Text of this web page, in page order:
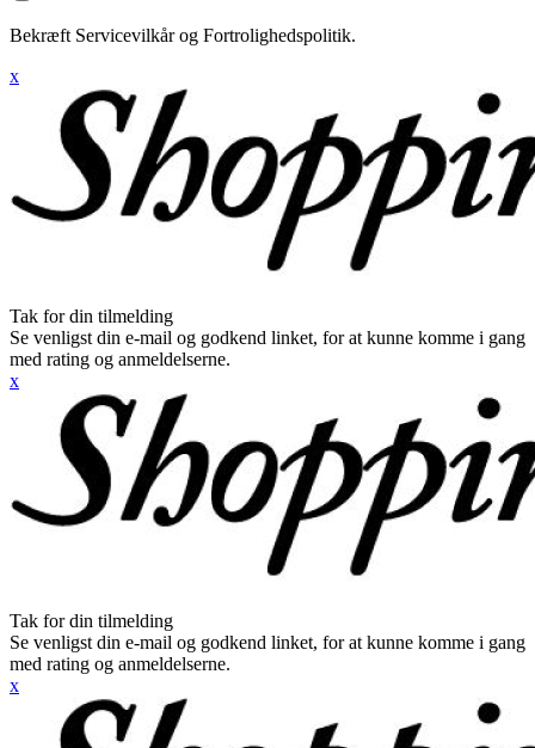
Bekræft Servicevilkår og Fortrolighedspolitik.
x
Tak for din tilmelding
Se venligst din e-mail og godkend linket, for at kunne komme i gang
med rating og anmeldelserne.
x
Tak for din tilmelding
Se venligst din e-mail og godkend linket, for at kunne komme i gang
med rating og anmeldelserne.
x